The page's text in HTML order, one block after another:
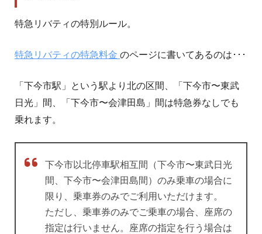
特急リバティの特別ルール。
特急リバティの特急料金 のページに書いてあるのは･･･
「下今市駅」という駅より北の区間、「下今市〜東武
日光」間、「下今市〜会津田島」間は特急券なしでも
乗れます。
下今市以北停車駅相互間（下今市〜東武日光
間、下今市〜会津田島間）のみ乗車の場合に
限り、乗車券のみでご利用いただけます。
ただし、乗車券のみでご乗車の場合、座席の
指定は行いません。座席の指定を行う場合は